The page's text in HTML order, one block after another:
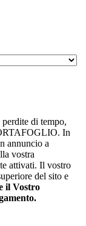
di tempo,
In
annuncio a
vostra
attivati. Il vostro
del sito e
il Vostro